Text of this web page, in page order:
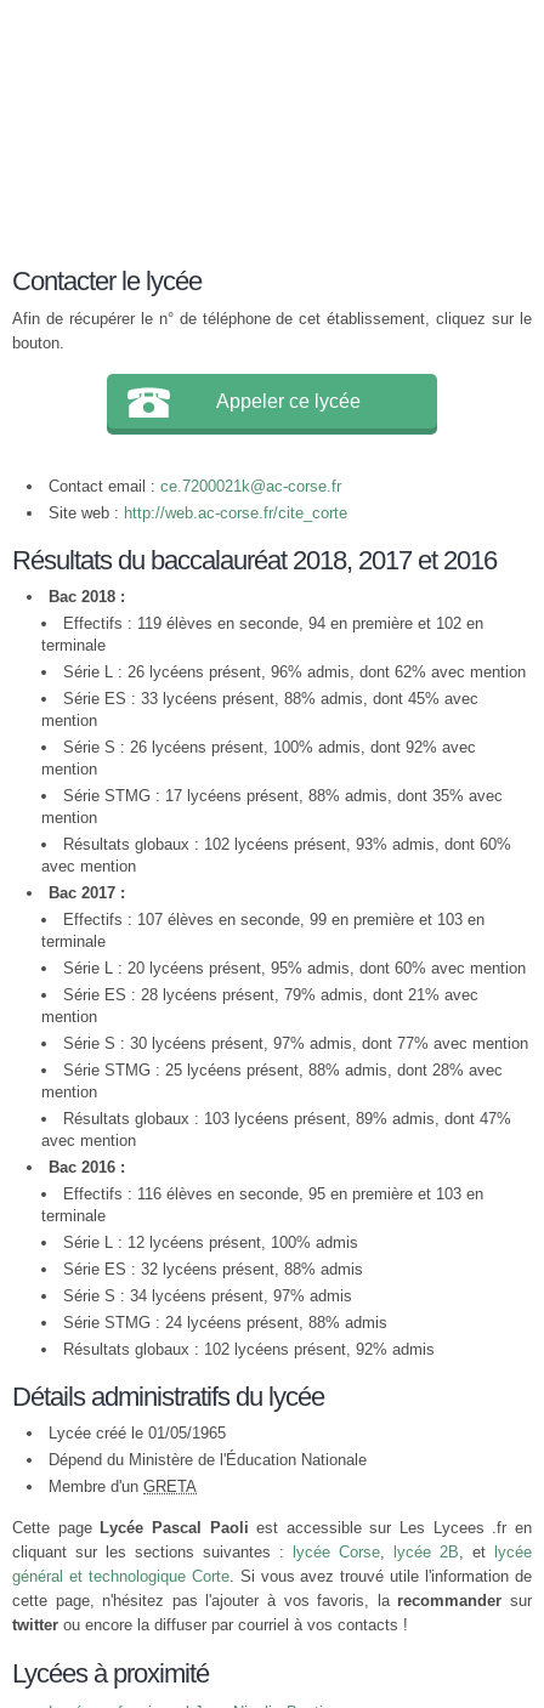
Contacter le lycée
Afin de récupérer le n° de téléphone de cet établissement, cliquez sur le
bouton.
Appeler ce lycée
Contact email : ce.7200021k@ac-corse.fr
Site web : http://web.ac-corse.fr/cite_corte
Résultats du baccalauréat 2018, 2017 et 2016
Bac 2018 :
Effectifs : 119 élèves en seconde, 94 en première et 102 en
terminale
Série L : 26 lycéens présent, 96% admis, dont 62% avec mention
Série ES : 33 lycéens présent, 88% admis, dont 45% avec
mention
Série S : 26 lycéens présent, 100% admis, dont 92% avec
mention
Série STMG : 17 lycéens présent, 88% admis, dont 35% avec
mention
Résultats globaux : 102 lycéens présent, 93% admis, dont 60%
avec mention
Bac 2017 :
Effectifs : 107 élèves en seconde, 99 en première et 103 en
terminale
Série L : 20 lycéens présent, 95% admis, dont 60% avec mention
Série ES : 28 lycéens présent, 79% admis, dont 21% avec
mention
Série S : 30 lycéens présent, 97% admis, dont 77% avec mention
Série STMG : 25 lycéens présent, 88% admis, dont 28% avec
mention
Résultats globaux : 103 lycéens présent, 89% admis, dont 47%
avec mention
Bac 2016 :
Effectifs : 116 élèves en seconde, 95 en première et 103 en
terminale
Série L : 12 lycéens présent, 100% admis
Série ES : 32 lycéens présent, 88% admis
Série S : 34 lycéens présent, 97% admis
Série STMG : 24 lycéens présent, 88% admis
Résultats globaux : 102 lycéens présent, 92% admis
Détails administratifs du lycée
Lycée créé le 01/05/1965
Dépend du Ministère de l'Éducation Nationale
Membre d'un GRETA
Cette page Lycée Pascal Paoli est accessible sur Les Lycees .fr en
cliquant sur les sections suivantes :
lycée Corse, lycée 2B, et
lycée
général et technologique Corte. Si vous avez trouvé utile l'information de
cette page, n'hésitez pas l'ajouter à vos favoris, la recommander sur
twitter ou encore la diffuser par courriel à vos contacts !
Lycées à proximité